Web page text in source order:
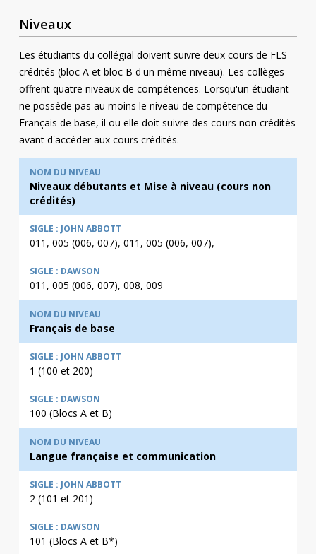
Niveaux
Les étudiants du collégial doivent suivre deux cours de FLS
crédités (bloc A et bloc B d'un même niveau). Les collèges
offrent quatre niveaux de compétences. Lorsqu'un étudiant
ne possède pas au moins le niveau de compétence du
Français de base, il ou elle doit suivre des cours non crédités
avant d'accéder aux cours crédités.
Niveaux débutants et Mise à niveau (cours non
crédités)
011, 005 (006, 007), 011, 005 (006, 007),
011, 005 (006, 007), 008, 009
Français de base
1 (100 et 200)
100 (Blocs A et B)
Langue française et communication
2 (101 et 201)
101 (Blocs A et B*)